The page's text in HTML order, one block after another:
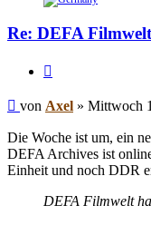
Re: DEFA
Beitrag
von Axel » Mittwoch
Die Woche ist um, ein
DEFA Archives ist
Einheit und noch DDR
DEFA Filmwelt